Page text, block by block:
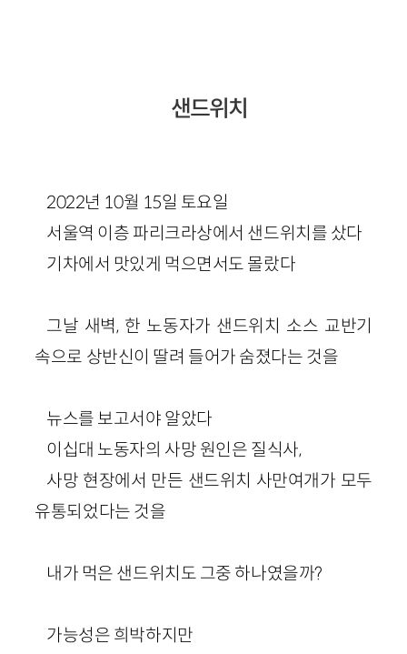
샌드위치
2022년 10월 15일 토요일
서울역 이층 파리크라상에서 샌드위치를 샀다
기차에서 맛있게 먹으면서도 몰랐다
그날 새벽, 한 노동자가 샌드위치 소스 교반기
속으로 상반신이 딸려 들어가 숨졌다는 것을
뉴스를 보고서야 알았다
이십대 노동자의 사망 원인은 질식사,
사망 현장에서 만든 샌드위치 사만여개가 모두
유통되었다는 것을
내가 먹은 샌드위치도 그중 하나였을까?
가능성은 희박하지만